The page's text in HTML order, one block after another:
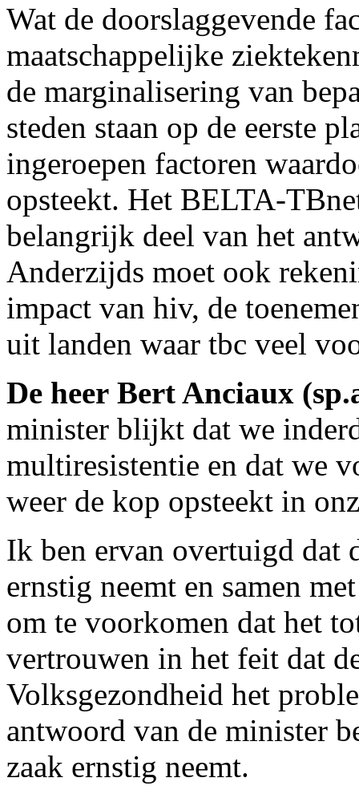
Wat de doorslaggevende
maatschappelijke
de marginalisering van
steden staan op de eerste
ingeroepen factoren
opsteekt. Het BELTA-
belangrijk deel van het
Anderzijds moet ook
impact van hiv, de
uit landen waar tbc veel
De heer Bert Anciaux
minister blijkt dat we
multiresistentie en dat we
weer de kop opsteekt in
Ik ben ervan overtuigd dat
ernstig neemt en samen
om te voorkomen dat het
vertrouwen in het feit dat
Volksgezondheid het
antwoord van de minister
zaak ernstig neemt.